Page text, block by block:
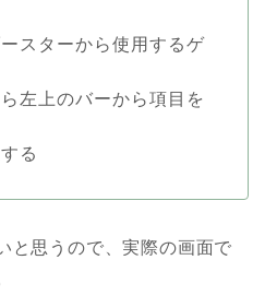
スターから使用するゲ
左上のバーから項目を
る
と思うので、実際の画面で